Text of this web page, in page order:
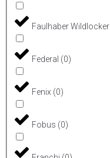
Faulhaber Wildlocker
Federal (0)
Fenix (0)
Fobus (0)